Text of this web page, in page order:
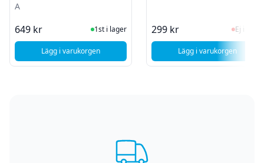
A
649 kr I Lager
1st i lager
Lägg i varukorgen, Samsung Galaxy S8 Baksidebyte - Violet (Orchid Grey) -
299 kr Ej i
Ej i lager
Lägg i varukorgen
, Samsung